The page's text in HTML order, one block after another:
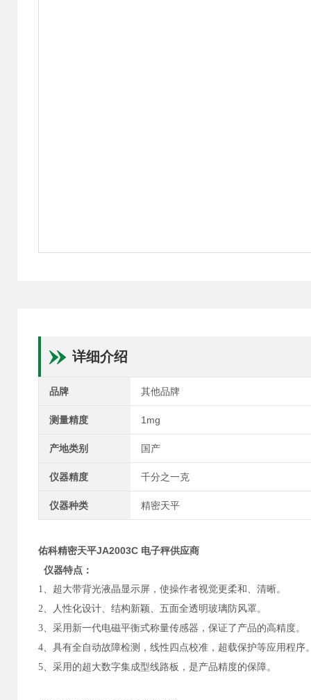
详细介绍
品牌 其他品牌
测量精度 1mg
产地类别 国产
仪器精度 千分之一克
仪器种类 精密天平
佑科精密天平JA2003C 电子秤供应商
仪器特点：
1、超大带背光液晶显示屏，使操作者视觉更柔和、清晰。
2、人性化设计、结构新颖、五面全透明玻璃防风罩。
3、采用新一代电磁平衡式称量传感器，保证了产品的高精度。
4、具有全自动故障检测，线性四点校准，超载保护等应用程序
5、采用的超大数字集成型线路板，是产品精度的保障。